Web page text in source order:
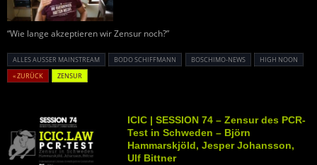
“Wie lange akzeptieren wir Zensur noch?”
ALLES AUSSER MAINSTREAM BODO SCHIFFMANN BOSCHIMO-NEWS
HIGH NOON
« ZURÜCK
ZENSUR
ICIC | SESSION 74 – Zensur des PCR-
Test in Schweden – Björn
Hammarskjöld, Jesper Johansson,
Ulf Bittner